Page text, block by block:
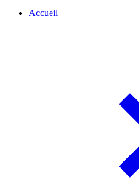
Accueil